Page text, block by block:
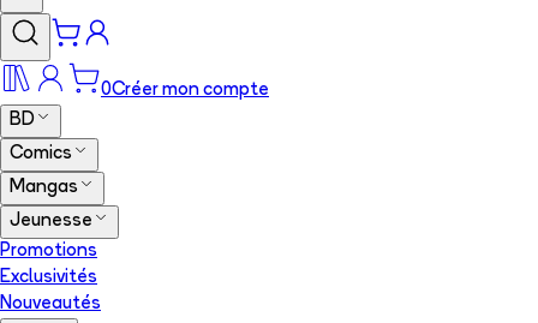
0Créer mon compte
BD
Comics
Mangas
Jeunesse
Promotions
Exclusivités
Nouveautés